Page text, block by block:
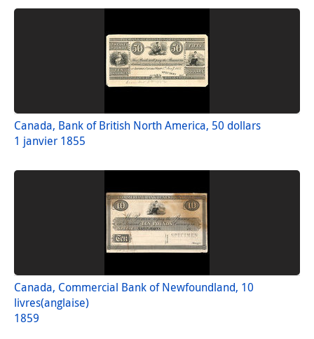
Canada, Bank of British North America, 50 dollars
1 janvier 1855
Canada, Commercial Bank of Newfoundland, 10
livres(anglaise)
1859